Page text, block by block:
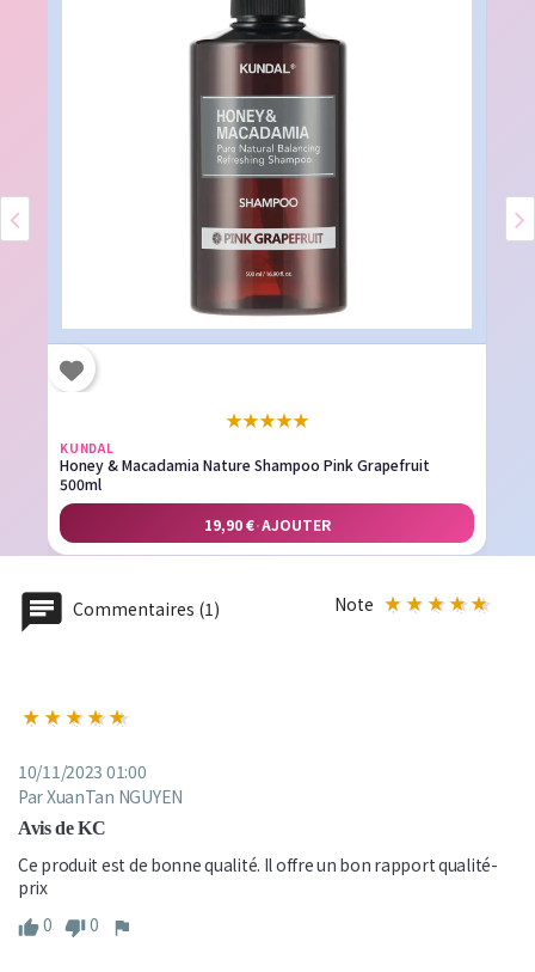
★★★★★
KUNDAL
Honey & Macadamia Nature Shampoo Pink Grapefruit
500ml
19,90 €·AJOUTER
Commentaires (1) Note
10/11/2023 01:00
Par XuanTan NGUYEN
Avis de KC
Ce produit est de bonne qualité. Il offre un bon rapport qualité-
prix
0
0